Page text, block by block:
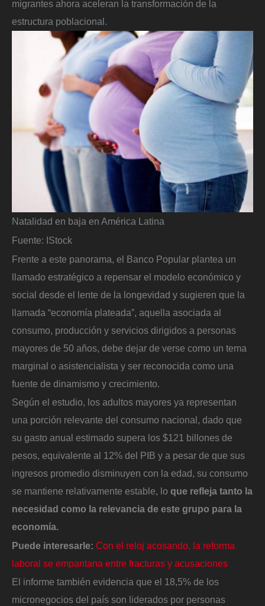
migrantes ahora aceleran la transformación de la
estructura poblacional.
Natalidad en baja en América Latina
Fuente: IStock
Frente a este panorama, el Banco Popular plantea un
llamado estratégico a repensar el modelo económico y
social desde el lente de la longevidad y sugieren que la
llamada “economía plateada”, aquella asociada al
consumo, producción y servicios dirigidos a personas
mayores de 50 años, debe dejar de verse como un tema
marginal o asistencialista y ser reconocida como una
fuente de dinamismo y crecimiento.
Según el estudio, los adultos mayores ya representan
una porción relevante del consumo nacional, dado que
su gasto anual estimado supera los $121 billones de
pesos, equivalente al 12% del PIB y a pesar de que sus
ingresos promedio disminuyen con la edad, su consumo
se mantiene relativamente estable, lo que refleja tanto la
necesidad como la relevancia de este grupo para la
economía.
Puede interesarle: Con el reloj acosando, la reforma
laboral se empantana entre fracturas y acusaciones
El informe también evidencia que el 18,5% de los
micronegocios del país son liderados por personas